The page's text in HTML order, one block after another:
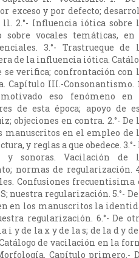
exceso y por defecto;
2.°- Influencia iótica sobre
sobre vocales temáticas, en
3.°- Trastrueque de
de la influencia iótica.
se verifica; confrontación con
Capítulo III.-Consonantismo.
eso fenómeno en
de esta época; apoyo de
objeciones en contra. 2.°- De
manuscritos en el empleo de
y reglas a que obedece. 3.°-
y sonoras. Vacilación de
normas de regularización.
Confusiones frecuentisima
nuestra regularización. 5.°-
en los manuscritos la
regularización. 6.°- De
i y de la x y de la s; de la d y
de vacilación en la
Capítulo primero.-